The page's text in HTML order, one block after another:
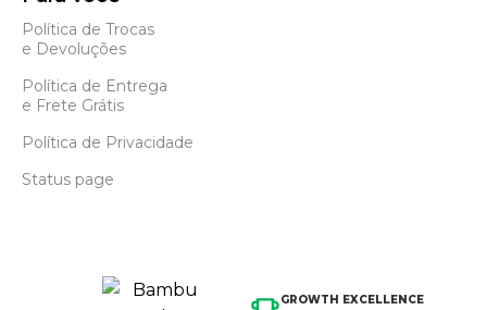
Política de Trocas
e Devoluções
Política de Entrega
e Frete Grátis
Política de Privacidade
Status page
GROWTH EXCELLENCE